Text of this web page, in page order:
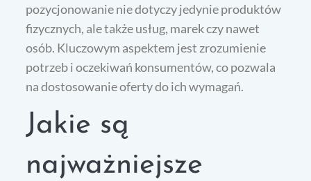
pozycjonowanie nie dotyczy jedynie produktów
fizycznych, ale także usług, marek czy nawet
osób. Kluczowym aspektem jest zrozumienie
potrzeb i oczekiwań konsumentów, co pozwala
na dostosowanie oferty do ich wymagań.
Jakie są
najważniejsze